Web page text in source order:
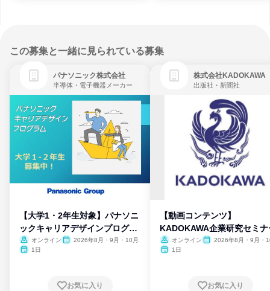
この募集と一緒に見られている募集
パナソニック株式会社
半導体・電子機器メーカー
【大学1・2年生対象】パナソニ
ックキャリアデザインプログラ
ム
オンライン
2026年8月・9月・10月
1日
お気に入り
株式会社KADOKAWA
出版社・新聞社
【動画コンテンツ】
KADOKAWA企業研究セミナ
オンライン
2026年8月・9月・
1日
お気に入り